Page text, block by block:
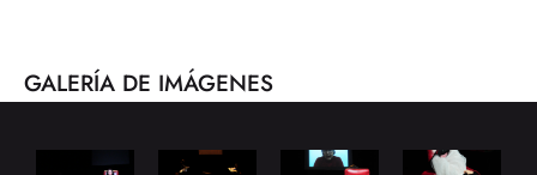
GALERÍA DE IMÁGENES